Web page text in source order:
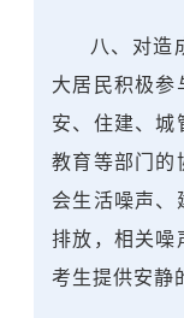
八、对造
大居民积极参
安、住建、城
教育等部门的
会生活噪声、
排放，相关噪
考生提供安静